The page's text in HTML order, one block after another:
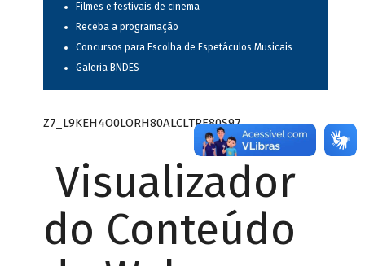
Filmes e festivais de cinema
Receba a programação
Concursos para Escolha de Espetáculos Musicais
Galeria BNDES
Z7_L9KEH4O0LORH80ALCLTPF80S97
Visualizador
do Conteúdo